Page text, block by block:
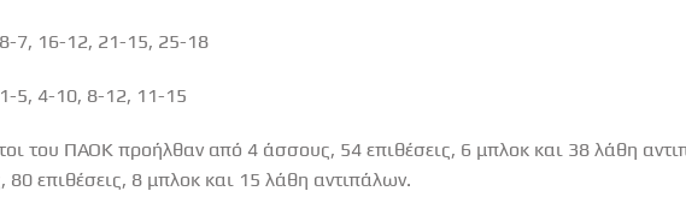
7, 16-12, 21-15, 25-18
5, 4-10, 8-12, 11-15
του ΠΑΟΚ προήλθαν από 4 άσσους, 54 επιθέσεις, 6 μπλοκ και 38 λάθη
80 επιθέσεις, 8 μπλοκ και 15 λάθη αντιπάλων.